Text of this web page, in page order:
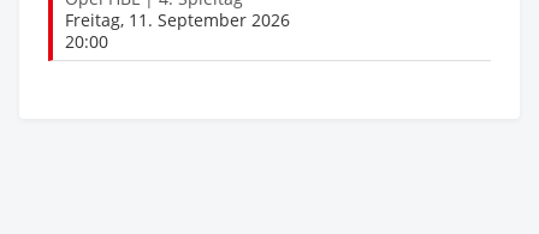
Freitag, 11. September 2026
20:00